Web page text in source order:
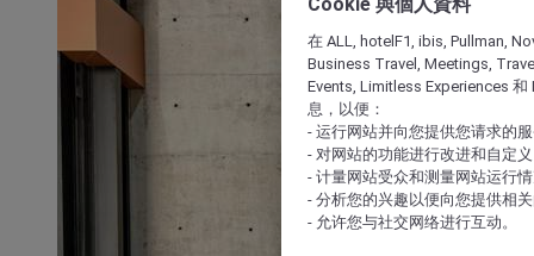
在 ALL, hotelF1, ibis, Pullman,
Business Travel, Meetings,
Events, Limitless Experiences 和
息，以便：
- 运行网站并向您提供您请求的
- 对网站的功能进行改进和自定义
- 计量网站受众和测量网站运行
- 分析您的兴趣以便向您提供相
- 允许您与社交网络进行互动。